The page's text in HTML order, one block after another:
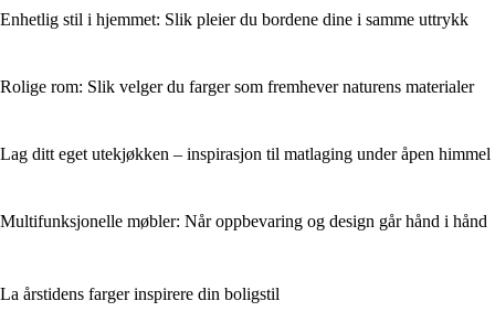
Enhetlig stil i hjemmet: Slik pleier du bordene dine i samme uttrykk
Rolige rom: Slik velger du farger som fremhever naturens materialer
Lag ditt eget utekjøkken – inspirasjon til matlaging under åpen himmel
Multifunksjonelle møbler: Når oppbevaring og design går hånd i hånd
La årstidens farger inspirere din boligstil